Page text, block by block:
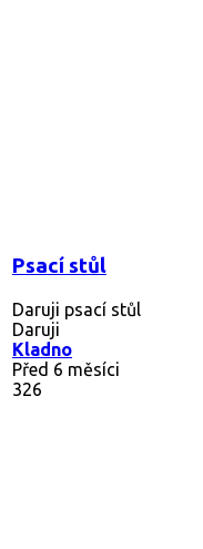
Psací stůl
Daruji psací stůl
Daruji
Kladno
Před 6 měsíci
326